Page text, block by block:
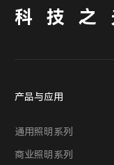
科技
产品与应用
通用照明系列
商业照明系列